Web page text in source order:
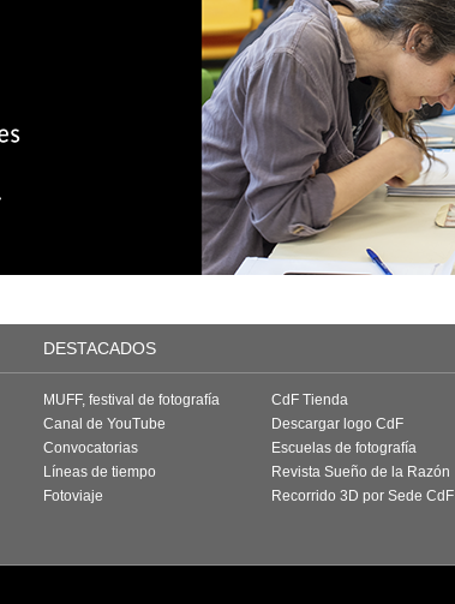
DESTACADOS
MUFF, festival de fotografía
Canal de YouTube
Convocatorias
Líneas de tiempo
Fotoviaje
CdF Tienda
Descargar logo CdF
Escuelas de fotografía
Revista Sueño de la Razón
Recorrido 3D por Sede CdF